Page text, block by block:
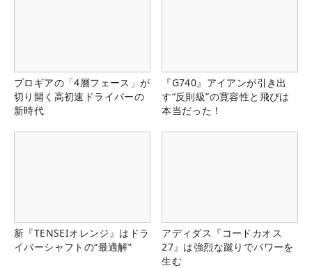
プロギアの「4層フェース」が
切り開く高初速ドライバーの
新時代
『G740』アイアンが引き出
す“反則級”の寛容性と飛びは
本当だった！
新『TENSEIオレンジ』はドラ
イバーシャフトの“最適解”
アディダス『コードカオス
27』は強烈な蹴りでパワーを
生む